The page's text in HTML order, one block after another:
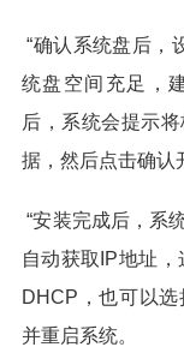
“确认系统盘后，
统盘空间充足，
后，系统会提示
据，然后点击确认
“安装完成后，系
自动获取IP地址
DHCP，也可以
并重启系统。